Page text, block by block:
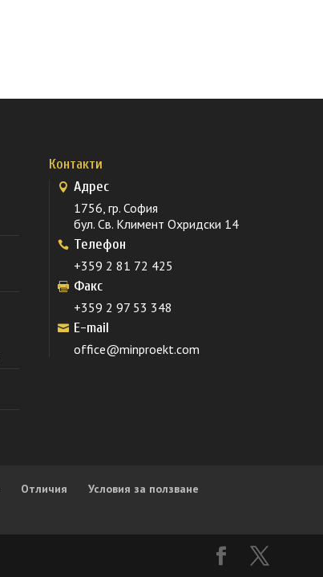
Контакти
Адрес
1756, гр. София
бул. Св. Климент Охридски 14
Телефон
+359 2 81 72 425
Факс
+359 2 97 53 348
E-mail
office@minproekt.com
Отличия
Условия за ползване